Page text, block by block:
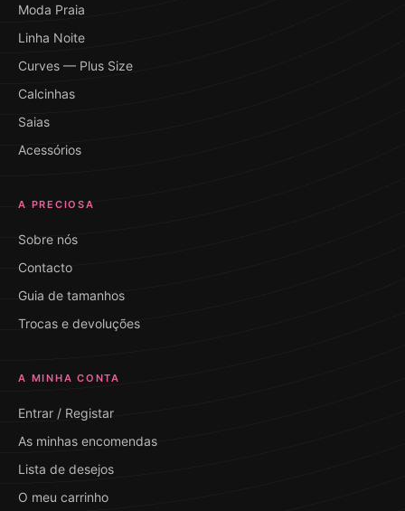
Moda Praia
Linha Noite
Curves — Plus Size
Calcinhas
Saias
Acessórios
A PRECIOSA
Sobre nós
Contacto
Guia de tamanhos
Trocas e devoluções
A MINHA CONTA
Entrar / Registar
As minhas encomendas
Lista de desejos
O meu carrinho